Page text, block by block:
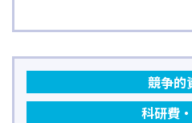
競争的
科研費